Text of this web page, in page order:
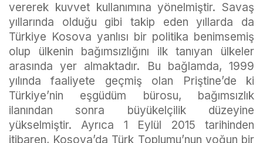
vererek kuvvet kullanımına yönelmiştir. Savaş
yıllarında olduğu gibi takip eden yıllarda da
Türkiye Kosova yanlısı bir politika benimsemiş
olup ülkenin bağımsızlığını ilk tanıyan ülkeler
arasında yer almaktadır. Bu bağlamda, 1999
yılında faaliyete geçmiş olan Priştine’de ki
Türkiye’nin eşgüdüm bürosu, bağımsızlık
ilanından sonra büyükelçilik düzeyine
yükselmiştir. Ayrıca 1 Eylül 2015 tarihinden
itibaren, Kosova’da Türk Toplumu’nun yoğun bir